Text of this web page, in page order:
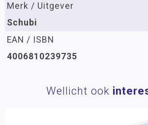
Merk / Uitgever
Schubi
EAN / ISBN
4006810239735
Wellicht ook